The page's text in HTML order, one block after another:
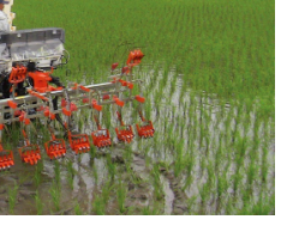
明書
一覧
情報
情報
履歴
介ブログ